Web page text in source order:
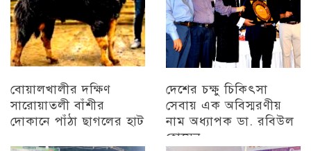
বোয়ালখালীর দক্ষিণ
সারোয়াতলী বাঁশীর
দোকানে পাঁঠা ছাগলের হাট
চট্টগ্রাম
দেশের চক্ষু চিকিৎসা
সেবায় এক অবিস্মরণীয়
নাম অধ্যাপক ডা. রবিউল
হোসেন